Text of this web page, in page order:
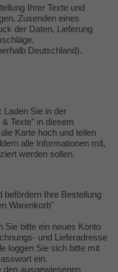
Ihrer Texte und
Zusenden eines
der Daten, Lieferung
Deutschland).
: Laden Sie in der
Texte" in diesem
Karte hoch und teilen
alle Informationen mit,
werden sollen.
befördern Ihre Bestellung
Warenkorb"
Sie bitte ein neues Konto
und Lieferadresse
loggen Sie sich bitte mit
ein.
den ausgewiesenen